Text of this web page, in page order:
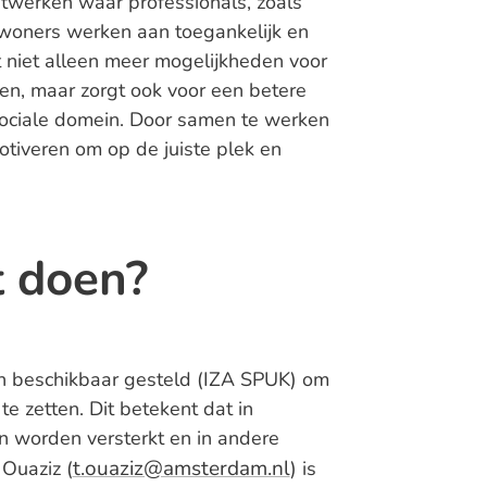
werken aan toegankelijk en
alleen meer mogelijkheden voor
maar zorgt ook voor een betere
domein. Door samen te werken
om op de juiste plek en
gesteld (IZA SPUK) om
zetten. Dit betekent dat in
worden versterkt en in andere
(t.ouaziz@amsterdam.nl) is